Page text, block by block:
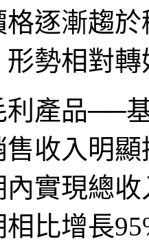
逐漸趨
勢相對轉
利產品──
收入明
實現總
比增長